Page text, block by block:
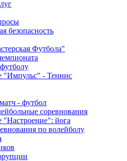
безопасность
Футбола"
"Импульс" - Теннис
- футбол
соревнования
"Настроение": йога
по волейболу